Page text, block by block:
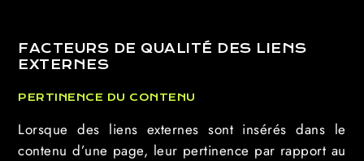
FACTEURS DE QUALITÉ DES LIENS
EXTERNES
PERTINENCE DU CONTENU
Lorsque des liens externes sont insérés dans le
contenu d’une page, leur pertinence par rapport au